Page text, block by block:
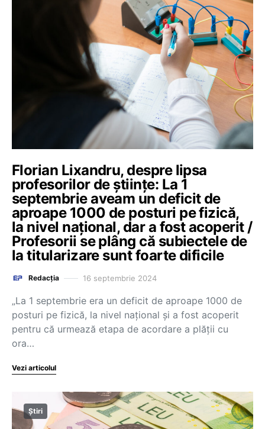
Florian Lixandru, despre lipsa
profesorilor de științe: La 1
septembrie aveam un deficit de
aproape 1000 de posturi pe fizică,
la nivel național, dar a fost acoperit /
Profesorii se plâng că subiectele de
la titularizare sunt foarte dificile
Redacția 16 septembrie 2024
„La 1 septembrie era un deficit de aproape 1000 de
posturi pe fizică, la nivel național și a fost acoperit
pentru că urmează etapa de acordare a plății cu
ora…
Vezi articolul
Știri